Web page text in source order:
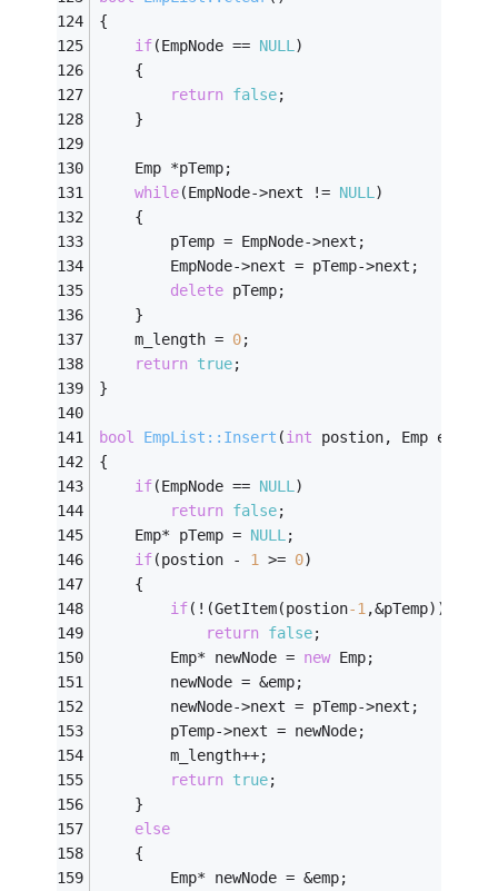
{
if(EmpNode == NULL )
	{
return false;
	}
	Emp *pTemp;
while(EmpNode->next != NULL )
	{
		pTemp = EmpNode->next;
		EmpNode->next = pTemp->next;
delete pTemp;
	}
	m_length =
0;
return true;
}
bool EmpList::Insert (int postion, Emp emp)
{
if(EmpNode == NULL )
return false;
	Emp* pTemp =
NULL ;
if(postion - 1 >= 0)
	{
if(!(GetItem(postion-1 ,&pTemp)))
return false;
		Emp* newNode =
new Emp;
		newNode = &emp;
		newNode->next = pTemp->next;
		pTemp->next = newNode;
		m_length++;
return true;
	}
else
	{
		Emp* newNode = &emp;